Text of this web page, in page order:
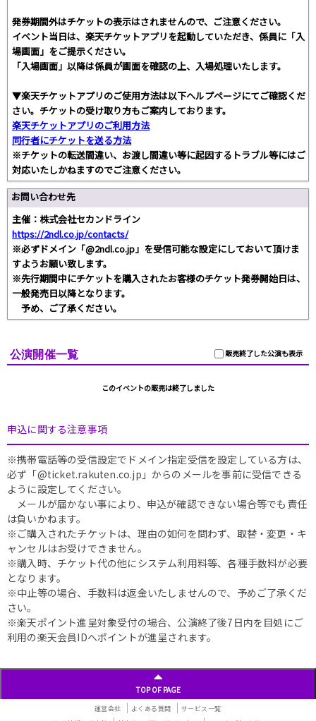
発券期間外はチケットの表示はされませんので、ご注意ください。
イベント当日は、楽天チケットアプリを起動していただき、係員に「入
場画面」をご提示ください。
「入場画面」以降は係員が画面を確認の上、入場処理いたします。
▼楽天チケットアプリのご使用方法は以下ヘルプページにてご確認くだ
さい。チケットの受け取り方もご案内しております。
楽天チケットアプリのご利用方法
同行者にチケットを送る方法
※チケットの転送間違い、お渡し間違い等に起因するトラブル等にはご
対応いたしかねますのでご注意ください。
お問い合わせ先
主催：株式会社セカンドライン
https://2ndl.co.jp/contacts/
※必ずドメイン「@2ndl.co.jp」を受信可能な設定にしておいて頂けま
すようお願い致します。
※先行期間中にチケットを購入されたお客様のチケット発券開始日は、
一般発売日以降となります。
予め、ご了承ください。
販売終了した公演も表示
公演開催一覧
このイベントの販売は終了しました
申込に関する注意事項
※携帯電話等の受信設定でドメイン指定受信を設定している方は、
必ず「@ticket.rakuten.co.jp」からのメールを事前に受信できる
ように設定してください。
メールが届かない事により、申込が確認できない場合等でも責任
は負いかねます。
※ご購入されたチケットは、理由の如何を問わず、取替・変更・キ
ャンセルはお受けできません。
※購入時、チケット代の他にシステム利用料等、各種手数料が必要
となります。
※中止等の場合、手数料は返金いたしませんので、予めご了承くだ
さい。
※楽天ポイント進呈対象受付の場合、公演終了後7日内を目処にご
利用の楽天会員IDへポイントが進呈されます。
TOP OF PAGE
運営会社 よくある質問
サービス一覧